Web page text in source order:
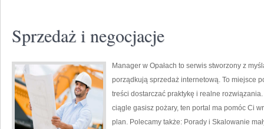
Sprzedaż i negocjacje
Manager w Opałach to serwis stworzony z
porządkują sprzedaż internetową. To miejsce
treści dostarczać praktykę i realne
ciągle gasisz pożary, ten portal ma pomóc Ci
plan. Polecamy także: Porady i Skalowanie